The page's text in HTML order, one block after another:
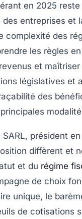
en 2025
entreprises et
complexité des
les règles
et maîtriser
législatives et
des
président
diffèrent et
et du régime
de choix
unique, le
de cotisations